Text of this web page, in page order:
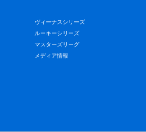
ヴィーナスシリーズ
ルーキーシリーズ
マスターズリーグ
メディア情報